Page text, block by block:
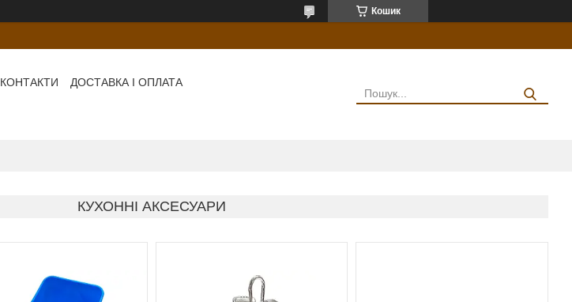
Кошик
КОНТАКТИ
ДОСТАВКА І ОПЛАТА
КУХОННІ АКСЕСУАРИ